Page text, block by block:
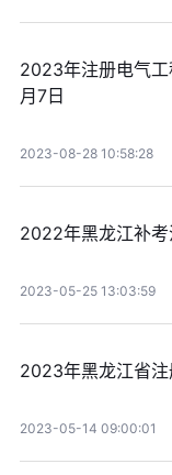
2023年注册电气
月7日
2023-08-28 10:58:28
2022年黑龙江补
2023-05-25 13:03:59
2023年黑龙江省
2023-05-14 09:00:01